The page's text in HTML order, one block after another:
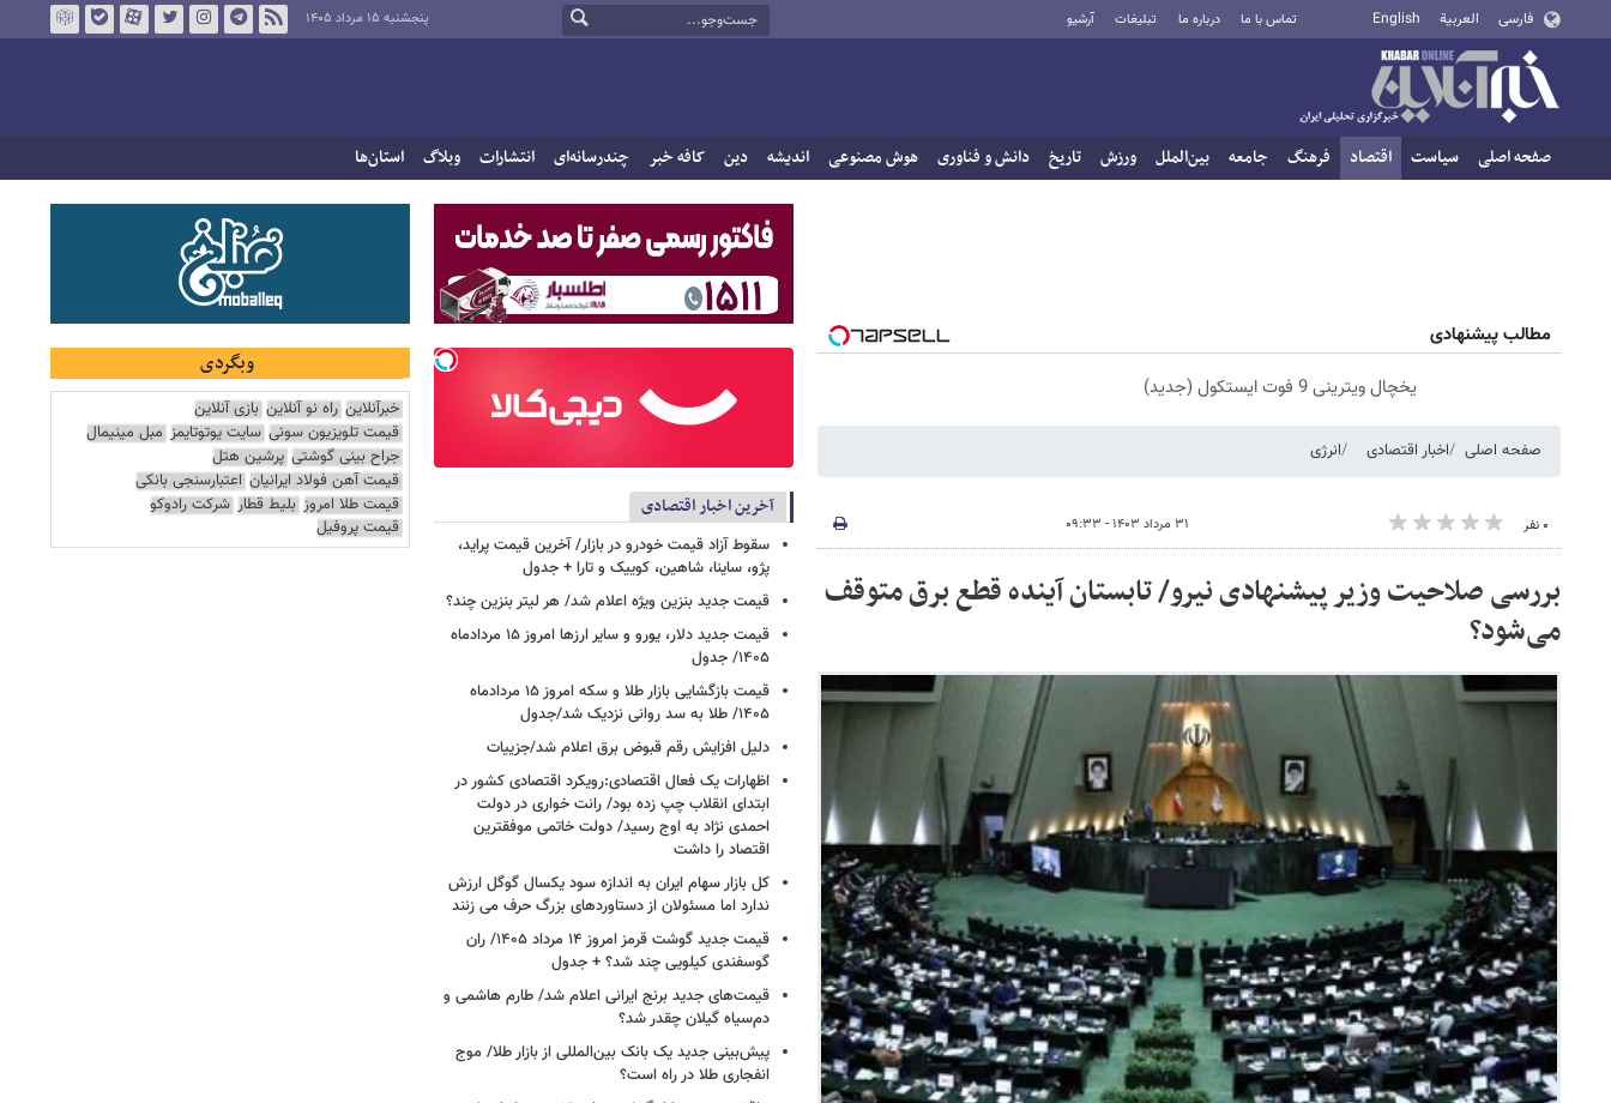
فارسی العربية English تماس با ما درباره ما تبلیغات آرشیو پنجشنبه ۱۵ مرداد ۱۴۰۵
صفحه اصلی سیاست اقتصاد فرهنگ جامعه بین‌الملل ورزش تاریخ دانش و فناوری هوش مصنوعی اندیشه دین کافه خبر چندرسانه‌ای انتشارات وبلاگ استان‌ها
مطالب پیشنهادی
یخچال ویترینی 9 فوت ایستکول (جدید)
صفحه اصلی اخبار اقتصادی انرژی
۰ نفر ۳۱ مرداد ۱۴۰۳ - ۰۹:۳۳
بررسی صلاحیت وزیر پیشنهادی نیرو/ تابستان آینده قطع برق متوقف
می‌شود؟
آخرین اخبار اقتصادی
سقوط آزاد قیمت خودرو در بازار/ آخرین قیمت پراید،
پژو، ساینا، شاهین، کوییک و تارا + جدول
قیمت جدید بنزین ویژه اعلام شد/ هر لیتر بنزین چند؟
قیمت جدید دلار، یورو و سایر ارزها امروز ۱۵ مردادماه
۱۴۰۵/ جدول
قیمت بازگشایی بازار طلا و سکه امروز ۱۵ مردادماه
۱۴۰۵/ طلا به سد روانی نزدیک شد/جدول
دلیل افزایش رقم قبوض برق اعلام شد/جزییات
اظهارات یک فعال اقتصادی:رویکرد اقتصادی کشور در
ابتدای انقلاب چپ زده بود/ رانت خواری در دولت
احمدی نژاد به اوج رسید/ دولت خاتمی موفقترین
اقتصاد را داشت
کل بازار سهام ایران به اندازه سود یکسال گوگل ارزش
ندارد اما مسئولان از دستاوردهای بزرگ حرف می زنند
قیمت جدید گوشت قرمز امروز ۱۴ مرداد ۱۴۰۵/ ران
گوسفندی کیلویی چند شد؟ + جدول
قیمت‌های جدید برنج ایرانی اعلام شد/ طارم هاشمی و
دم‌سیاه گیلان چقدر شد؟
پیش‌بینی جدید یک بانک بین‌المللی از بازار طلا/ موج
انفجاری طلا در راه است؟
وبگردی
خبرآنلاین راه نو آنلاین بازی آنلاین
قیمت تلویزیون سونی سایت یوتوتایمز مبل مینیمال
جراح بینی گوشتی پرشین هتل
قیمت آهن فولاد ایرانیان اعتبارسنجی بانکی
قیمت طلا امروز بلیط قطار شرکت رادوکو
قیمت پروفیل